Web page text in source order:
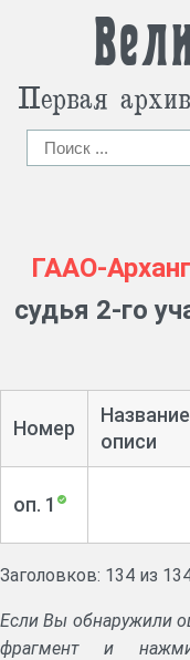
Первая
ГААО-
судья 2-го
Номер
Название
описи
оп. 1
Заголовков: 134 из
Если Вы обнаружили
фрагмент и